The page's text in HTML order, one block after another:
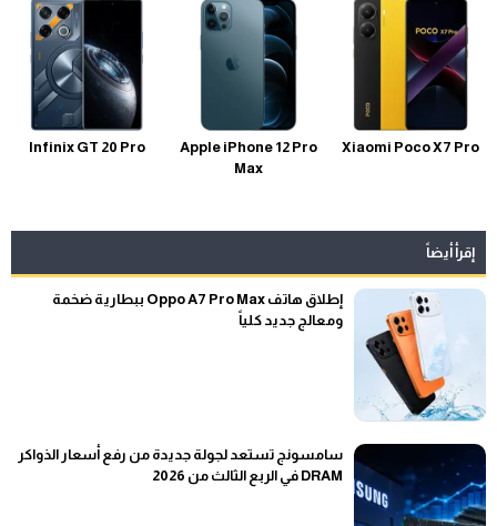
Xiaomi Poco X7 Pro
Apple iPhone 12 Pro
Max
Infinix GT 20 Pro
إقرأ أيضاً
إطلاق هاتف Oppo A7 Pro Max ببطارية ضخمة
ومعالج جديد كلياً
سامسونج تستعد لجولة جديدة من رفع أسعار الذواكر
DRAM في الربع الثالث من 2026